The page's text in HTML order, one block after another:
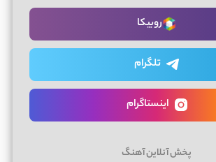
روبیکا
تلگرام
اینستاگرام
پخش آنلاین آهنگ